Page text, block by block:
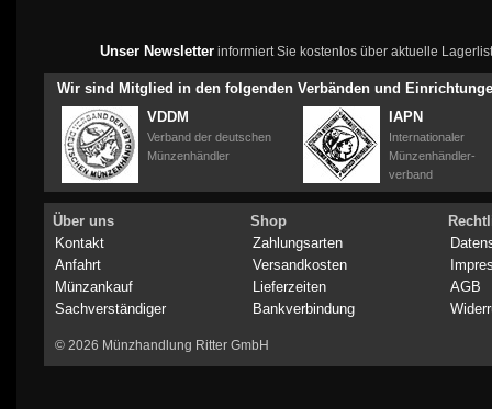
Unser Newsletterinformiert Sie kostenlos über aktuelle
Wir sind Mitglied in den folgenden Verbänden und
VDDM
Verband der deutschen
Münzenhändler
IAPN
Internationaler
Münzenhändler-
verband
Über uns
Kontakt
Anfahrt
Münzankauf
Sachverständiger
Shop
Zahlungsarten
Versandkosten
Lieferzeiten
Bankverbindung
AGB
© 2026 Münzhandlung Ritter GmbH